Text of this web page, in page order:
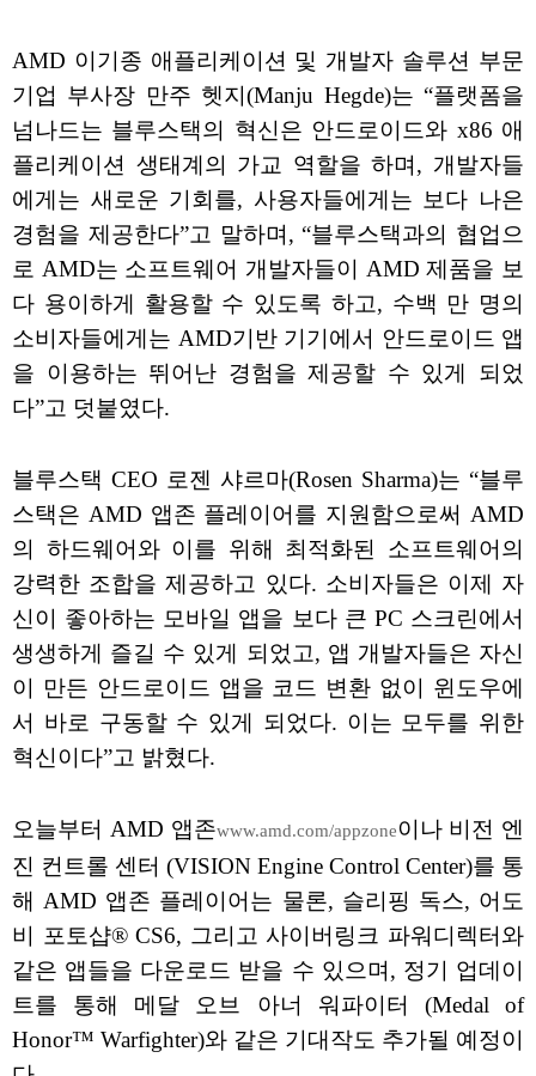
AMD 이기종 애플리케이션 및 개발자 솔루션 부문
기업 부사장 만주 헷지(Manju Hegde)는 “플랫폼을
넘나드는 블루스택의 혁신은 안드로이드와 x86 애
플리케이션 생태계의 가교 역할을 하며, 개발자들
에게는 새로운 기회를, 사용자들에게는 보다 나은
경험을 제공한다”고 말하며, “블루스택과의 협업으
로 AMD는 소프트웨어 개발자들이 AMD 제품을 보
다 용이하게 활용할 수 있도록 하고, 수백 만 명의
소비자들에게는 AMD기반 기기에서 안드로이드 앱
을 이용하는 뛰어난 경험을 제공할 수 있게 되었
다”고 덧붙였다.
블루스택 CEO 로젠 샤르마(Rosen Sharma)는 “블루
스택은 AMD 앱존 플레이어를 지원함으로써 AMD
의 하드웨어와 이를 위해 최적화된 소프트웨어의
강력한 조합을 제공하고 있다. 소비자들은 이제 자
신이 좋아하는 모바일 앱을 보다 큰 PC 스크린에서
생생하게 즐길 수 있게 되었고, 앱 개발자들은 자신
이 만든 안드로이드 앱을 코드 변환 없이 윈도우에
서 바로 구동할 수 있게 되었다. 이는 모두를 위한
혁신이다”고 밝혔다.
오늘부터 AMD 앱존www.amd.com/appzone이나 비전 엔
진 컨트롤 센터 (VISION Engine Control Center)를 통
해 AMD 앱존 플레이어는 물론, 슬리핑 독스, 어도
비 포토샵® CS6, 그리고 사이버링크 파워디렉터와
같은 앱들을 다운로드 받을 수 있으며, 정기 업데이
트를 통해 메달 오브 아너 워파이터 (Medal of
Honor™ Warfighter)와 같은 기대작도 추가될 예정이